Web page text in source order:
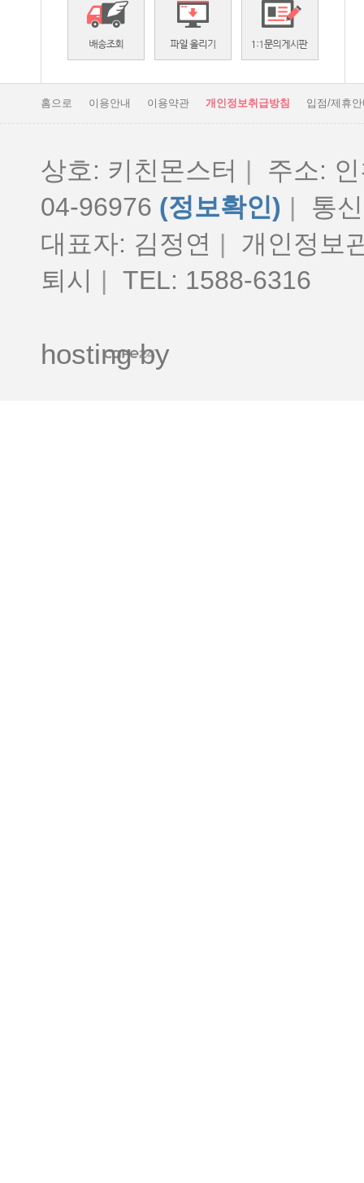
홈으로 이용안내 이용약관 개인정보취급방침 입점/제휴
상호: 키친몬스터 |
주소:
04-96976 (정보확인) |
통
대표자: 김정연 |
개인정보
퇴시
| TEL: 1588-6316
hosting by